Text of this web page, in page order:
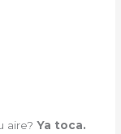
aire?Ya toca.